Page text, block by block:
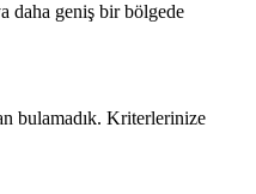
daha geniş bir bölgede
bulamadık. Kriterlerinize